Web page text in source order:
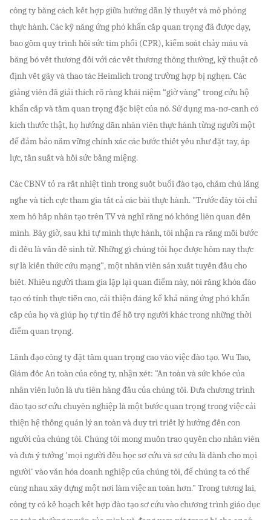
công ty bằng cách kết hợp giữa hướng dẫn lý thuyết và mô phỏng
thực hành. Các kỹ năng ứng phó khẩn cấp quan trọng đã được dạy,
bao gồm quy trình hồi sức tim phổi (CPR), kiểm soát chảy máu và
băng bó vết thương đối với các vết thương thông thường, kỹ thuật cố
định vết gãy và thao tác Heimlich trong trường hợp bị nghẹn. Các
giảng viên đã giải thích rõ ràng khái niệm “giờ vàng” trong cứu hộ
khẩn cấp và tầm quan trọng đặc biệt của nó. Sử dụng ma-nơ-canh có
kích thước thật, họ hướng dẫn nhân viên thực hành từng người một
để đảm bảo nắm vững chính xác các bước thiết yếu như đặt tay, áp
lực, tần suất và hồi sức bằng miệng.
Các CBNV tỏ ra rất nhiệt tình trong suốt buổi đào tạo, chăm chú lắng
nghe và tích cực tham gia tất cả các bài thực hành. "Trước đây tôi chỉ
xem hô hấp nhân tạo trên TV và nghĩ rằng nó không liên quan đến
mình. Bây giờ, sau khi tự mình thực hành, tôi nhận ra rằng mỗi bước
đi đều là vấn đề sinh tử. Những gì chúng tôi học được hôm nay thực
sự là kiến ​​thức cứu mạng", một nhân viên sản xuất tuyến đầu cho
biết. Nhiều người tham gia lặp lại quan điểm này, nói rằng khóa đào
tạo có tính thực tiễn cao, cải thiện đáng kể khả năng ứng phó khẩn
cấp của họ và giúp họ tự tin để hỗ trợ người khác trong những thời
điểm quan trọng.
Lãnh đạo công ty đặt tầm quan trọng cao vào việc đào tạo. Wu Tao,
Giám đốc An toàn của công ty, nhận xét: "An toàn và sức khỏe của
nhân viên luôn là ưu tiên hàng đầu của chúng tôi. Đưa chương trình
đào tạo sơ cứu chuyên nghiệp là một bước quan trọng trong việc cải
thiện hệ thống quản lý an toàn và duy trì triết lý hướng đến con
người của chúng tôi. Chúng tôi mong muốn trao quyền cho nhân viên
và đưa ý tưởng 'mọi người đều học sơ cứu và sơ cứu là dành cho mọi
người' vào văn hóa doanh nghiệp của chúng tôi, để chúng ta có thể
cùng nhau xây dựng một nơi làm việc an toàn hơn." Trong tương lai,
công ty có kế hoạch kết hợp đào tạo sơ cứu vào chương trình giáo dục